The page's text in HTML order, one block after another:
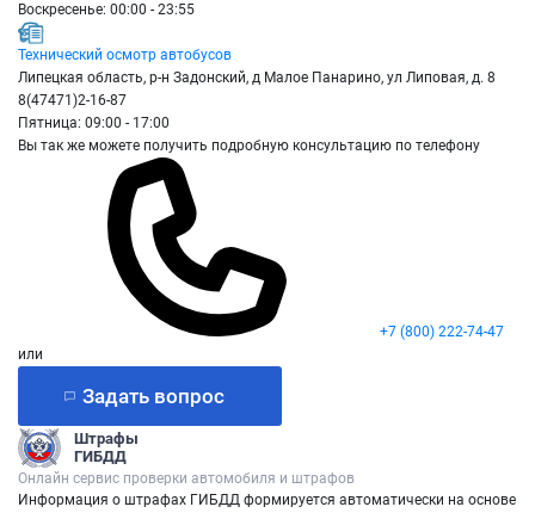
Воскресенье: 00:00 - 23:55
Технический осмотр автобусов
Липецкая область, р-н Задонский, д Малое Панарино, ул Липовая, д. 8
8(47471)2-16-87
Пятница: 09:00 - 17:00
Вы так же можете получить подробную консультацию по телефону
+7 (800) 222-74-47
или
Задать вопрос
Штрафы
ГИБДД
Онлайн сервис проверки автомобиля и штрафов
Информация о штрафах ГИБДД формируется автоматически на основе